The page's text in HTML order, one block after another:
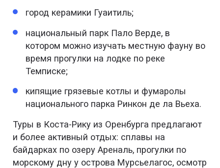
город керамики Гуаитиль;
национальный парк Пало Верде, в
котором можно изучать местную фауну во
время прогулки на лодке по реке
Темписке;
кипящие грязевые котлы и фумаролы
национального парка Ринкон де ла Вьеха.
Туры в Коста-Рику из Оренбурга предлагают
и более активный отдых: сплавы на
байдарках по озеру Ареналь, прогулки по
морскому дну у острова Мурсьелагос, осмотр